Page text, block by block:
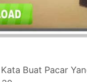
Buat Pacar